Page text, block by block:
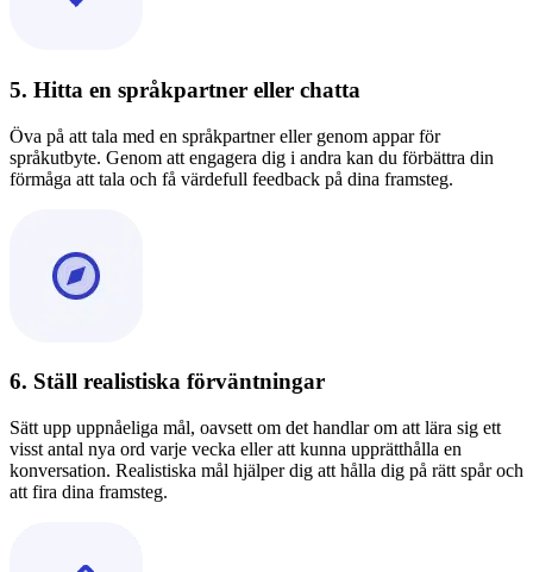
5. Hitta en språkpartner eller chatta
Öva på att tala med en språkpartner eller genom appar för
språkutbyte. Genom att engagera dig i andra kan du förbättra din
förmåga att tala och få värdefull feedback på dina framsteg.
6. Ställ realistiska förväntningar
Sätt upp uppnåeliga mål, oavsett om det handlar om att lära sig ett
visst antal nya ord varje vecka eller att kunna upprätthålla en
konversation. Realistiska mål hjälper dig att hålla dig på rätt spår och
att fira dina framsteg.